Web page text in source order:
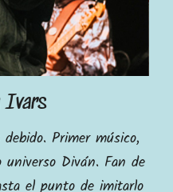
Ivars
Primer músico,
Diván. Fan de
el punto de imitarlo